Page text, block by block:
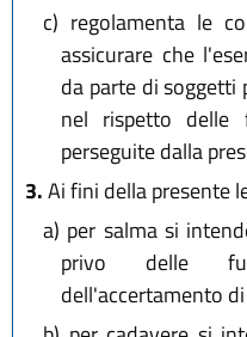
c) regolamenta le
assicurare che
da parte di soggetti
nel rispetto delle
perseguite dalla
3.Ai fini della presente
a) per salma si
privo delle
dell'accertamento